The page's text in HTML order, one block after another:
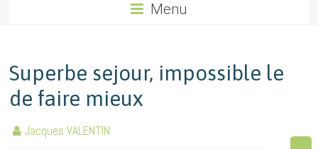
Menu
Superbe sejour, impossible le
de faire mieux
Jacques VALENTIN